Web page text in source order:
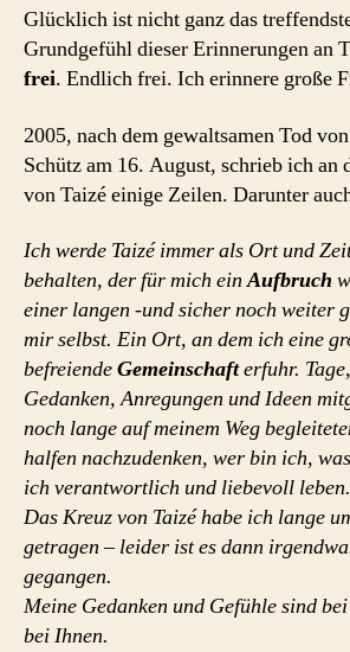
Glücklich ist nicht ganz das
Grundgefühl dieser Erinnerungen an
frei. Endlich frei. Ich erinnere große
2005, nach dem gewaltsamen Tod
Schütz am 16. August, schrieb ich an
von Taizé einige Zeilen. Darunter
Ich werde Taizé immer als Ort und
behalten, der für mich einAufbruch
einer langen -und sicher noch weiter
mir selbst. Ein Ort, an dem ich eine
befreiendeGemeinschafter­fuhr.
Gedanken, Anregungen und Ideen
noch lange auf meinem Weg
halfen nachzudenken, wer bin ich,
ich verantwortlich und liebevoll leben.
Das Kreuz von Taizé habe ich lange
getragen – leider ist es dann
gegangen.
Meine Gedanken und Gefühle sind
bei Ihnen.